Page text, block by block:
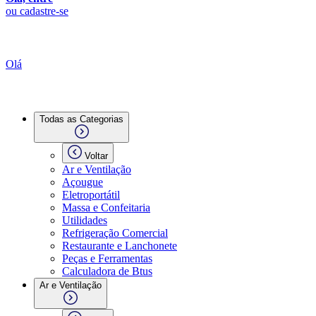
ou cadastre-se
Olá
Todas as Categorias
Voltar
Ar e Ventilação
Açougue
Eletroportátil
Massa e Confeitaria
Utilidades
Refrigeração Comercial
Restaurante e Lanchonete
Peças e Ferramentas
Calculadora de Btus
Ar e Ventilação